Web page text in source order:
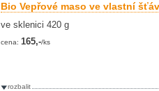
Bio Vepřové maso ve vlastní
ve sklenici 420 g
cena: 165,-/ks
rozbalit